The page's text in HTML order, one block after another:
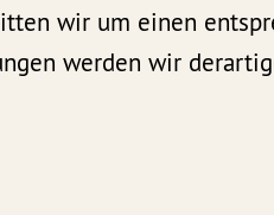
wir um einen
werden wir